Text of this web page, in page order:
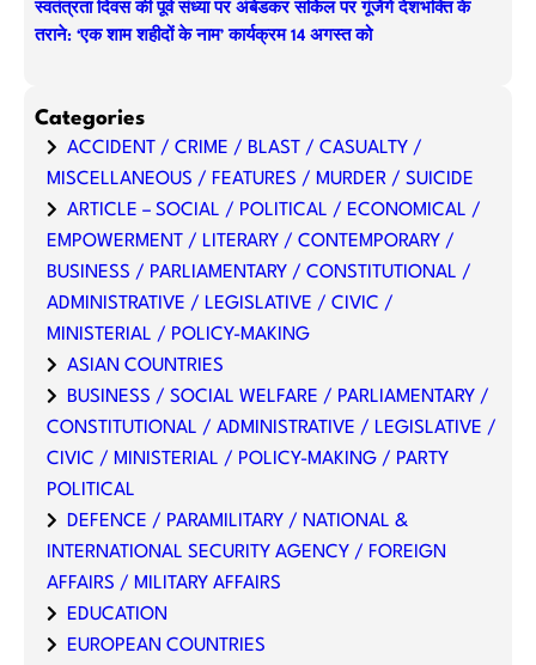
स्वतंत्रता दिवस की पूर्व संध्या पर अंबेडकर सर्किल पर गूंजेंगे देशभक्ति के
तराने: ‘एक शाम शहीदों के नाम’ कार्यक्रम 14 अगस्त को
Categories
ACCIDENT / CRIME / BLAST / CASUALTY /
MISCELLANEOUS / FEATURES / MURDER / SUICIDE
ARTICLE – SOCIAL / POLITICAL / ECONOMICAL /
EMPOWERMENT / LITERARY / CONTEMPORARY /
BUSINESS / PARLIAMENTARY / CONSTITUTIONAL /
ADMINISTRATIVE / LEGISLATIVE / CIVIC /
MINISTERIAL / POLICY-MAKING
ASIAN COUNTRIES
BUSINESS / SOCIAL WELFARE / PARLIAMENTARY /
CONSTITUTIONAL / ADMINISTRATIVE / LEGISLATIVE /
CIVIC / MINISTERIAL / POLICY-MAKING / PARTY
POLITICAL
DEFENCE / PARAMILITARY / NATIONAL &
INTERNATIONAL SECURITY AGENCY / FOREIGN
AFFAIRS / MILITARY AFFAIRS
EDUCATION
EUROPEAN COUNTRIES